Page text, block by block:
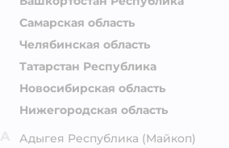
Самарская область
Челябинская область
Татарстан Республика
Новосибирская область
Нижегородская область
Адыгея Республика (Майкоп)